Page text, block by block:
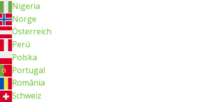
Nigeria
Norge
Österreich
Perú
Polska
Portugal
România
Schweiz